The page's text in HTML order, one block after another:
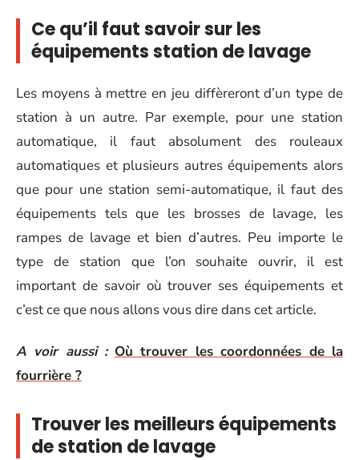
Ce qu’il faut savoir sur les
équipements station de lavage
Les moyens à mettre en jeu diffèreront d’un type de
station à un autre. Par exemple, pour une station
automatique, il faut absolument des rouleaux
automatiques et plusieurs autres équipements alors
que pour une station semi-automatique, il faut des
équipements tels que les brosses de lavage, les
rampes de lavage et bien d’autres. Peu importe le
type de station que l’on souhaite ouvrir, il est
important de savoir où trouver ses équipements et
c’est ce que nous allons vous dire dans cet article.
A voir aussi : Où trouver les coordonnées de la
fourrière ?
Trouver les meilleurs équipements
de station de lavage